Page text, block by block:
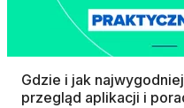
Gdzie i jak
przegląd aplikacji i